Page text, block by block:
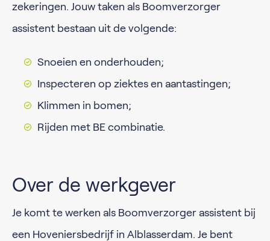
zekeringen. Jouw taken als Boomverzorger
assistent bestaan uit de volgende:
Snoeien en onderhouden;
Inspecteren op ziektes en aantastingen;
Klimmen in bomen;
Rijden met BE combinatie.
Over de werkgever
Je komt te werken als Boomverzorger assistent bij
een Hoveniersbedrijf in Alblasserdam. Je bent